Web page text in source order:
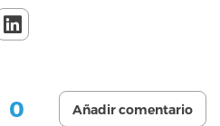
0 Añadir comentario